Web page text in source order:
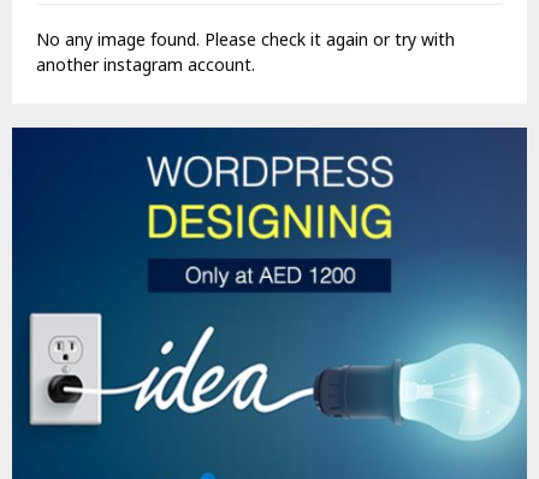
No any image found. Please check it again or try with
another instagram account.